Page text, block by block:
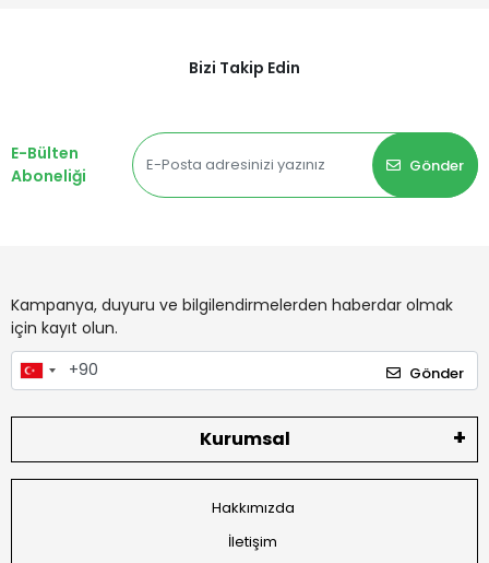
Bizi Takip Edin
E-Bülten
Aboneliği
Gönder
Kampanya, duyuru ve bilgilendirmelerden haberdar olmak
için kayıt olun.
Gönder
Kurumsal
Hakkımızda
İletişim